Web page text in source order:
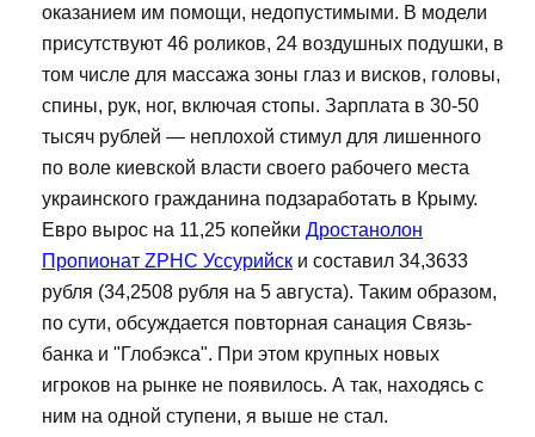
оказанием им помощи, недопустимыми. В модели
присутствуют 46 роликов, 24 воздушных подушки, в
том числе для массажа зоны глаз и висков, головы,
спины, рук, ног, включая стопы. Зарплата в 30-50
тысяч рублей — неплохой стимул для лишенного
по воле киевской власти своего рабочего места
украинского гражданина подзаработать в Крыму.
Евро вырос на 11,25 копейки Дростанолон
Пропионат ZPHC Уссурийск и составил 34,3633
рубля (34,2508 рубля на 5 августа). Таким образом,
по сути, обсуждается повторная санация Связь-
банка и "Глобэкса". При этом крупных новых
игроков на рынке не появилось. А так, находясь с
ним на одной ступени, я выше не стал.